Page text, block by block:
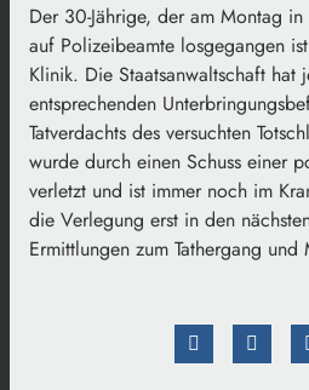
Der 30-Jährige, der am Montag
auf Polizeibeamte losgegangen
Klinik. Die Staatsanwaltschaft hat
entsprechenden
Tatverdachts des versuchten
wurde durch einen Schuss einer
verletzt und ist immer noch im
die Verlegung erst in den
Ermittlungen zum Tathergang